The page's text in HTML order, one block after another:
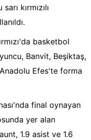
kırmızılı
basketbol
Banvit, Beşiktaş,
Efes'te forma
final oynayan
yer alan
1.9 asist ve 1.6